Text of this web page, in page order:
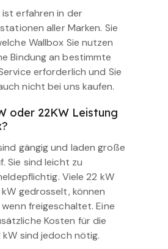
ist erfahren in der
aller Marken. Sie
Wallbox Sie nutzen
Bindung an bestimmte
erforderlich und Sie
nicht bei uns kaufen.
oder 22KW Leistung
gängig und laden große
Sie sind leicht zu
Viele 22 kW
kW gedrosselt, können
freigeschaltet. Eine
Kosten für die
sind jedoch nötig.